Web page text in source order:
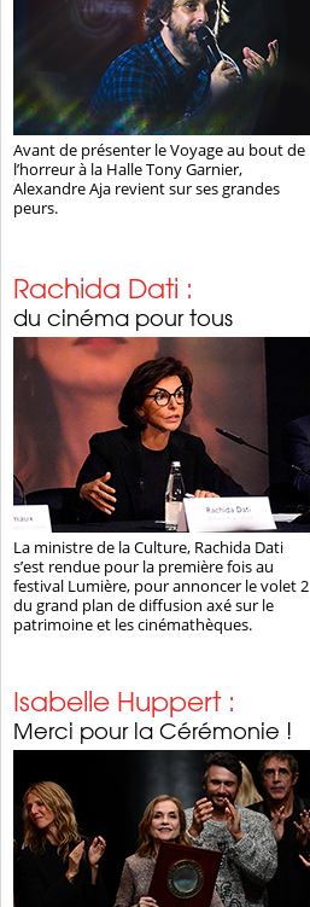
Avant de présenter le Voyage au bout de
l’horreur à la Halle Tony Garnier,
Alexandre Aja revient sur ses grandes
peurs.
Rachida Dati :
du cinéma pour tous
La ministre de la Culture, Rachida Dati
s’est rendue pour la première fois au
festival Lumière, pour annoncer le volet 2
du grand plan de diffusion axé sur le
patrimoine et les cinémathèques.
Isabelle Huppert :
Merci pour la Cérémonie !